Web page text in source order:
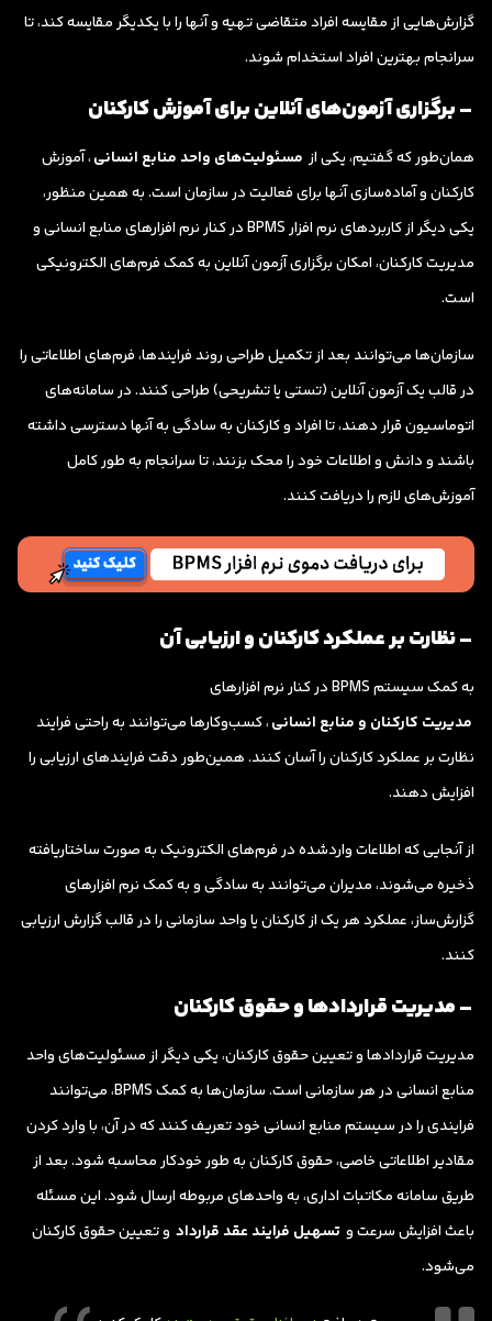
گزارش‌هایی از مقایسه افراد متقاضی تهیه و آنها را با یکدیگر مقایسه کند، تا
سرانجام بهترین افراد استخدام شوند.
– برگزاری آزمون‌های آنلاین برای آموزش کارکنان
همان‌طور که گفتیم، یکی از مسئولیت‌های واحد منابع انسانی، آموزش
کارکنان و آماده‌سازی آنها برای فعالیت در سازمان است. به همین منظور،
یکی دیگر از کاربردهای نرم افزار BPMS در کنار نرم افزارهای منابع انسانی و
مدیریت کارکنان، امکان برگزاری آزمون آنلاین به کمک فرم‌های الکترونیکی
است.
سازمان‌ها می‌توانند بعد از تکمیل طراحی روند فرایندها، فرم‌های اطلاعاتی را
در قالب یک آزمون آنلاین (تستی یا تشریحی) طراحی کنند. در سامانه‌های
اتوماسیون قرار دهند، تا افراد و کارکنان به سادگی به آنها دسترسی داشته
باشند و دانش و اطلاعات خود را محک بزنند، تا سرانجام به طور کامل
آموزش‌های لازم را دریافت کنند.
– نظارت بر عملکرد کارکنان و ارزیابی آن
به کمک سیستم BPMS در کنار نرم افزارهای
مدیریت کارکنان و منابع انسانی، کسب‌وکارها می‌توانند به راحتی فرایند
نظارت بر عملکرد کارکنان را آسان کنند. همین‌طور دقت فرایندهای ارزیابی را
افزایش دهند.
از آنجایی که اطلاعات واردشده در فرم‌های الکترونیک به صورت ساختاریافته
ذخیره می‌شوند، مدیران می‌توانند به سادگی و به کمک نرم افزارهای
گزارش‌ساز، عملکرد هر یک از کارکنان یا واحد سازمانی را در قالب گزارش ارزیابی
کنند.
– مدیریت قراردادها و حقوق کارکنان
مدیریت قراردادها و تعیین حقوق کارکنان، یکی دیگر از مسئولیت‌های واحد
منابع انسانی در هر سازمانی است. سازمان‌ها به کمک BPMS، می‌توانند
فرایندی را در سیستم منابع انسانی خود تعریف کنند که در آن، با وارد کردن
مقادیر اطلاعاتی خاصی، حقوق کارکنان به طور خودکار محاسبه شود. بعد از
طریق سامانه مکاتبات اداری، به واحدهای مربوطه ارسال شود. این مسئله
باعث افزایش سرعت و تسهیل فرایند عقد قرارداد و تعیین حقوق کارکنان
می‌شود.